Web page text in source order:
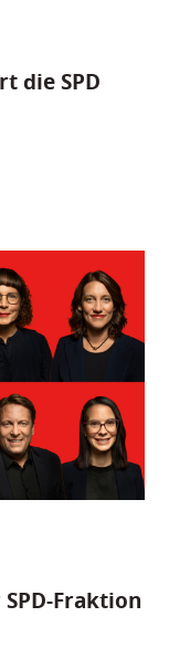
die SPD
Fraktion